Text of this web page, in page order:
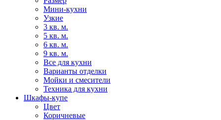
Мини-кухни
Узкие
3 кв. м.
5 кв. м.
6 кв. м.
9 кв. м.
Все для кухни
Варианты отделки
Мойки и смесители
Техника для кухни
Шкафы-купе
Цвет
Коричневые